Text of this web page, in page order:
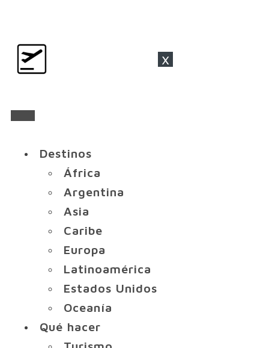
x
Destinos
África
Argentina
Asia
Caribe
Europa
Latinoamérica
Estados Unidos
Oceanía
Qué hacer